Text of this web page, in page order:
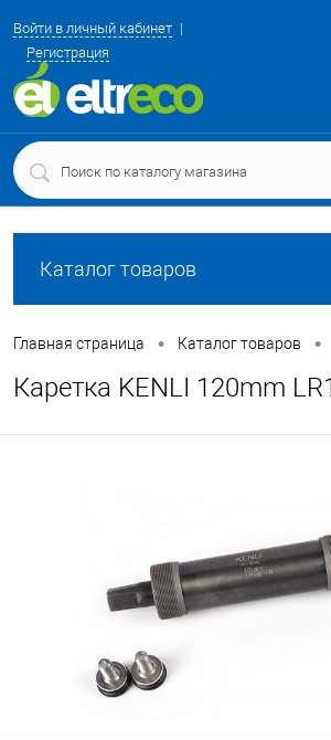
Войти в личный кабинет
Регистрация
Каталог товаров
Главная страница • Каталог товаров •
Каретка KENLI 120mm